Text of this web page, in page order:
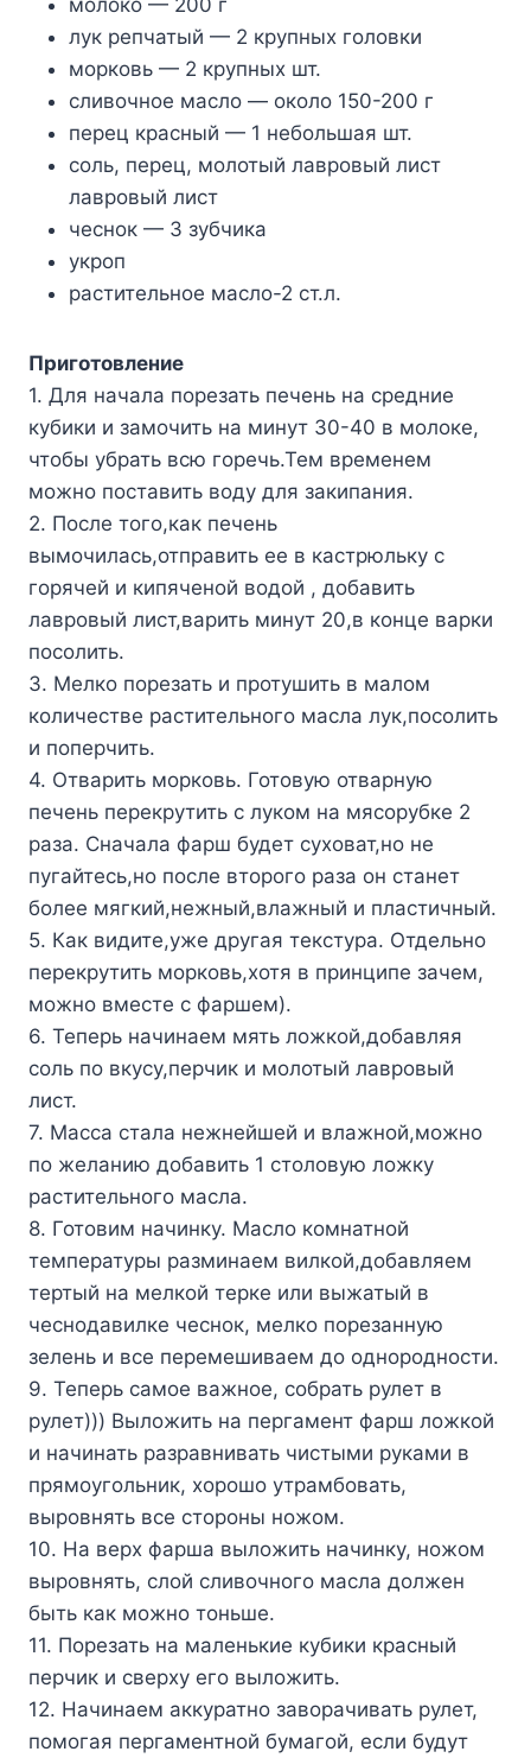
лук репчатый — 2 крупных головки
морковь — 2 крупных шт.
сливочное масло — около 150-200 г
перец красный — 1 небольшая шт.
соль, перец, молотый лавровый лист
лавровый лист
чеснок — 3 зубчика
укроп
растительное масло-2 ст.л.
Приготовление
1. Для начала порезать печень на средние
кубики и замочить на минут 30-40 в молоке,
чтобы убрать всю горечь.Тем временем
можно поставить воду для закипания.
2. После того,как печень
вымочилась,отправить ее в кастрюльку с
горячей и кипяченой водой , добавить
лавровый лист,варить минут 20,в конце варки
посолить.
3. Мелко порезать и протушить в малом
количестве растительного масла лук,посолить
и поперчить.
4. Отварить морковь. Готовую отварную
печень перекрутить с луком на мясорубке 2
раза. Сначала фарш будет суховат,но не
пугайтесь,но после второго раза он станет
более мягкий,нежный,влажный и пластичный.
5. Как видите,уже другая текстура. Отдельно
перекрутить морковь,хотя в принципе зачем,
можно вместе с фаршем).
6. Теперь начинаем мять ложкой,добавляя
соль по вкусу,перчик и молотый лавровый
лист.
7. Масса стала нежнейшей и влажной,можно
по желанию добавить 1 столовую ложку
растительного масла.
8. Готовим начинку. Масло комнатной
температуры разминаем вилкой,добавляем
тертый на мелкой терке или выжатый в
чеснодавилке чеснок, мелко порезанную
зелень и все перемешиваем до однородности.
9. Теперь самое важное, собрать рулет в
рулет))) Выложить на пергамент фарш ложкой
и начинать разравнивать чистыми руками в
прямоугольник, хорошо утрамбовать,
выровнять все стороны ножом.
10. На верх фарша выложить начинку, ножом
выровнять, слой сливочного масла должен
быть как можно тоньше.
11. Порезать на маленькие кубики красный
перчик и сверху его выложить.
12. Начинаем аккуратно заворачивать рулет,
помогая пергаментной бумагой, если будут